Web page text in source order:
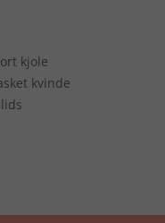
kjole
kvinde